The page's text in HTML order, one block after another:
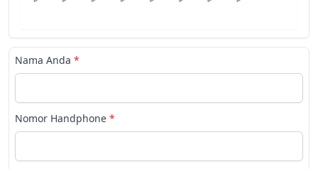
Nama Anda *
Nomor Handphone *